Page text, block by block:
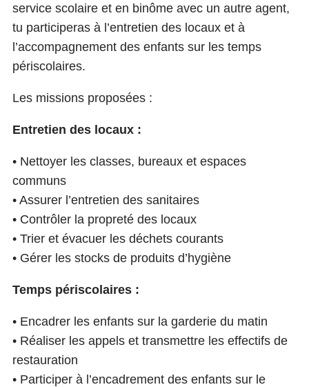
service scolaire et en binôme avec un autre agent,
tu participeras à l’entretien des locaux et à
l’accompagnement des enfants sur les temps
périscolaires.
Les missions proposées :
Entretien des locaux :
• Nettoyer les classes, bureaux et espaces
communs
• Assurer l’entretien des sanitaires
• Contrôler la propreté des locaux
• Trier et évacuer les déchets courants
• Gérer les stocks de produits d’hygiène
Temps périscolaires :
• Encadrer les enfants sur la garderie du matin
• Réaliser les appels et transmettre les effectifs de
restauration
• Participer à l’encadrement des enfants sur le